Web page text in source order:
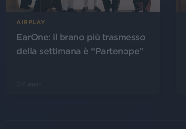
AIRPLAY
EarOne: il brano più trasmesso
della settimana è “Partenope”